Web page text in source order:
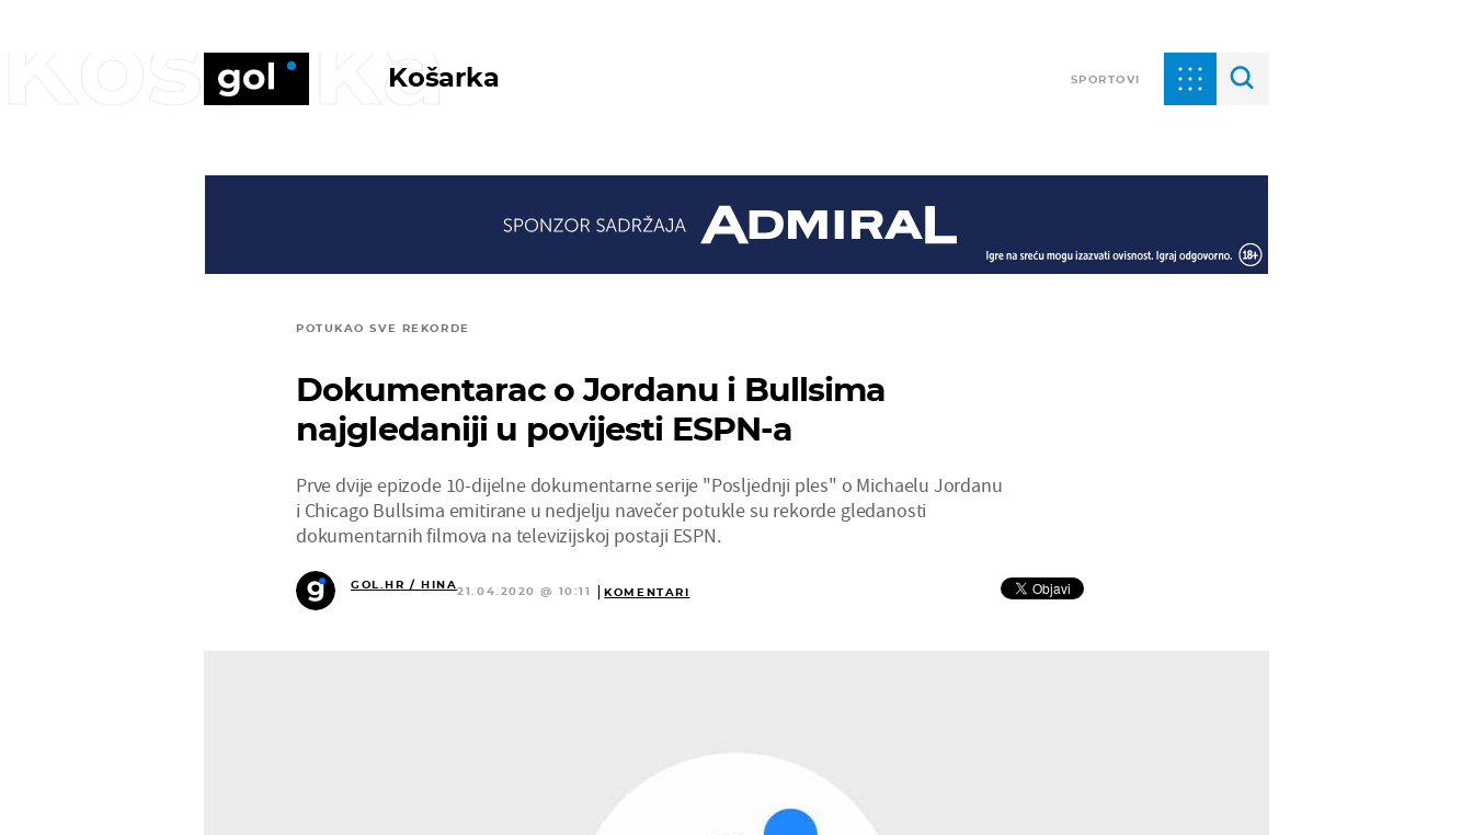
Košarka SPORTOVI
Košarka
POTUKAO SVE REKORDE
Dokumentarac o Jordanu i Bullsima
najgledaniji u povijesti ESPN-a
Prve dvije epizode 10-dijelne dokumentarne serije "Posljednji ples" o Michaelu Jordanu
i Chicago Bullsima emitirane u nedjelju navečer potukle su rekorde gledanosti
dokumentarnih filmova na televizijskoj postaji ESPN.
GOL.HR / HINA
21.04.2020 @ 10:11 KOMENTARI